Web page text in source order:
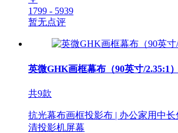
1799 - 5939
暂无点评
英微GHK画框幕布（90英寸/2.35:1）
共9款
抗光幕布画框投影布 | 办公家用中
清投影机屏幕